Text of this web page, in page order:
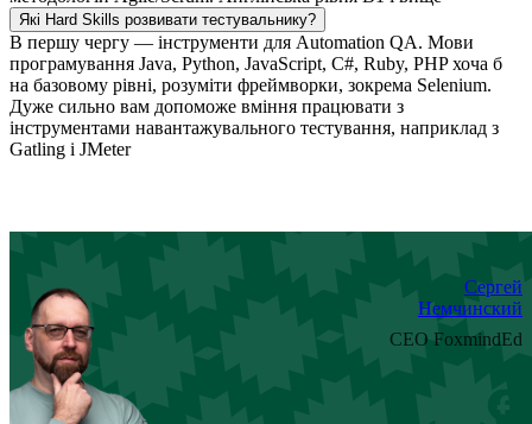
Які Hard Skills розвивати тестувальнику?
В першу чергу — інструменти для Automation QA. Мови
програмування Java, Python, JavaScript, C#, Ruby, PHP хоча б
на базовому рівні, розуміти фреймворки, зокрема Selenium.
Дуже сильно вам допоможе вміння працювати з
інструментами навантажувального тестування, наприклад з
Gatling і JMeter
Сергей
Немчинский
CEO FoxmindEd